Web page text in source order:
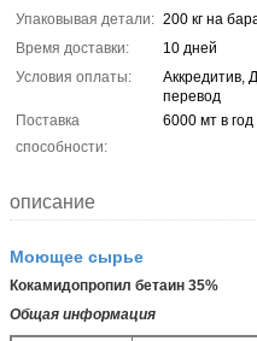
Упаковывая детали: 200 кг на
Время доставки:
10 дней
Условия оплаты:
Аккредитив,
перевод
Поставка
способности:
6000 мт в год
описание
Моющее сырье
Кокамидопропил бетаин 35%
Общая информация